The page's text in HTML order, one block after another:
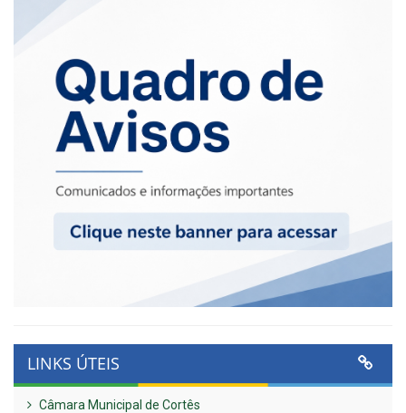
LINKS ÚTEIS
Câmara Municipal de Cortês